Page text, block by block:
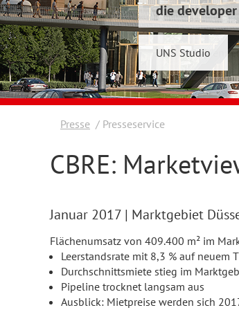
die developer
UNS Studio
Schwelmer7
Konrad &
Presse Presseservice
CBRE:
Januar 2017 | Marktgebiet
Flächenumsatz von 409.400 m² im
Leerstandsrate mit 8,3 % auf neuem
Durchschnittsmiete stieg im
Pipeline trocknet langsam aus
Ausblick: Mietpreise werden sich